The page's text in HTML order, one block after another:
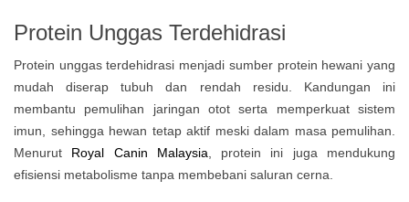
Protein Unggas Terdehidrasi
Protein unggas terdehidrasi menjadi sumber protein hewani yang
mudah diserap tubuh dan rendah residu. Kandungan ini
membantu pemulihan jaringan otot serta memperkuat sistem
imun, sehingga hewan tetap aktif meski dalam masa pemulihan.
Menurut
Royal Canin Malaysia , protein ini juga mendukung
efisiensi metabolisme tanpa membebani saluran cerna.